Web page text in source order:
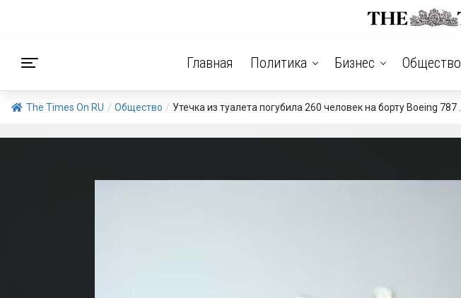
Главная Политика Бизнес Общество
The Times On RU / Общество / Утечка из туалета погубила 260 человек на борту Boeing 787 ..